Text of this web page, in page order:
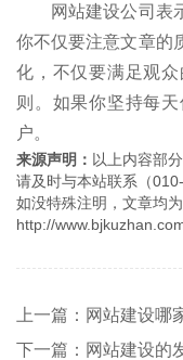
网站建设公司表示
你不仅要注意文章的
化，不仅要满足观
则。如果你坚持每
户。
来源声明： 以上内容部
请及时与本站联系（
如没特殊注明，文章均
http://
上一篇：网站建设
下一篇：网站建设的